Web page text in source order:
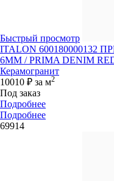
Быстрый просмотр
ITALON
6ММ / PRIMA DENIM
Керамогранит
10010 ₽ за м2
Под заказ
Подробнее
Подробнее
69914